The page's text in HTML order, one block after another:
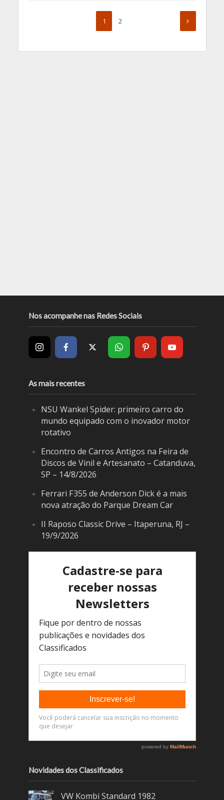
1 2
Nos acompanhe nas Redes Sociais
As mais recentes
NSU Wankel Spider: primeiro carro do
mundo equipado com o inovador motor
rotativo
Encontro de Carros Antigos na Feira de
Discos de Vinil e Artesanato – Catanduva,
SP – 14/8/2026
Ferrari F355 de Anderson Dick é a mais
nova atração do Parque Dream Car
II Raposo Classic Drive – Itaperuna, RJ –
19/9/2026
Novidades dos Classificados
VW Kombi Standard 1982